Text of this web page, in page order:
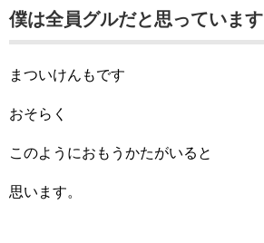
僕は全員グルだと思っています
まついけんもです
おそらく
このようにおもうかたがいると
思います。